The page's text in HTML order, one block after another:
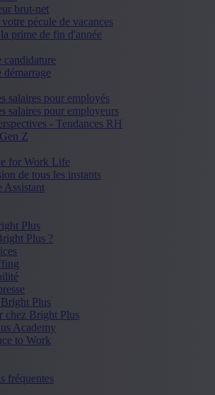
brut-net
pécule de vacances
prime de fin d'année
candidature
démarrage
salaires pour employés
salaires pour employeurs
- Tendances RH
Z
for Work Life
de tous les instants
Assistant
Plus
Plus ?
Plus
chez Bright Plus
Academy
to Work
fréquentes